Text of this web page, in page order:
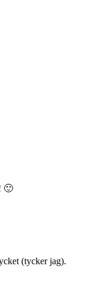
🙂
(tycker jag).